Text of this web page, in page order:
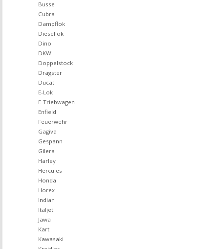
Busse
Cubra
Dampflok
Diesellok
Dino
DKW
Doppelstock
Dragster
Ducati
E-Lok
E-Triebwagen
Enfield
Feuerwehr
Gagiva
Gespann
Gilera
Harley
Hercules
Honda
Horex
Indian
Italjet
Jawa
Kart
Kawasaki